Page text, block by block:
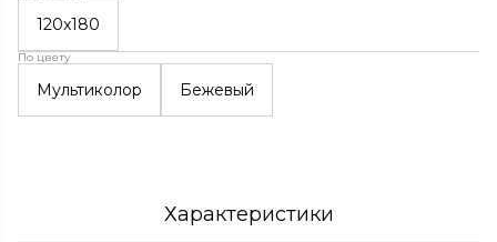
120x180
По цвету
Мультиколор Бежевый
Характеристики